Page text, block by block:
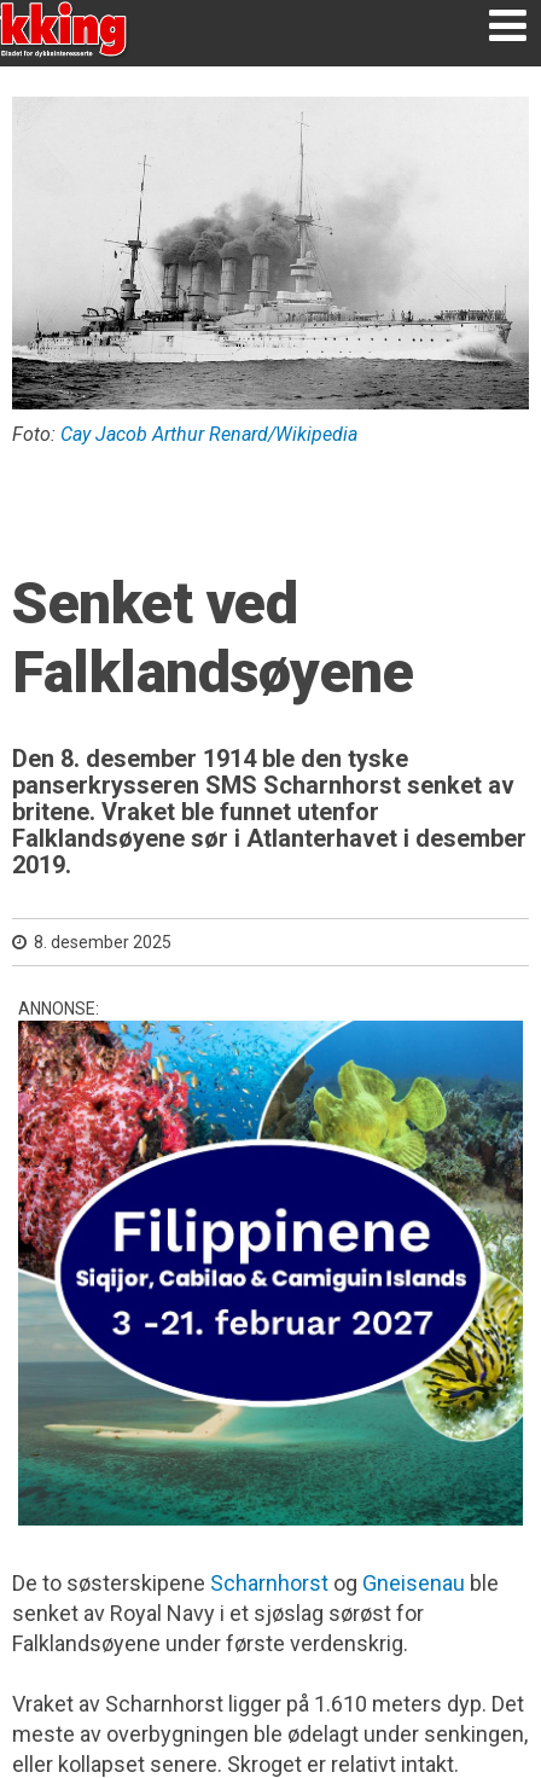
Foto: Cay Jacob Arthur Renard/Wikipedia
Senket ved
Falklandsøyene
Den 8. desember 1914 ble den tyske
panserkrysseren SMS Scharnhorst senket av
britene. Vraket ble funnet utenfor
Falklandsøyene sør i Atlanterhavet i desember
2019.
8. desember 2025
ANNONSE:
De to søsterskipene Scharnhorst og Gneisenau ble
senket av Royal Navy i et sjøslag sørøst for
Falklandsøyene under første verdenskrig.
Vraket av Scharnhorst ligger på 1.610 meters dyp. Det
meste av overbygningen ble ødelagt under senkingen,
eller kollapset senere. Skroget er relativt intakt.